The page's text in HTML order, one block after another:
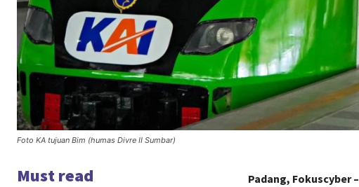
Foto KA tujuan Bim (humas Divre II Sumbar)
Must read Padang, Fokuscyber –